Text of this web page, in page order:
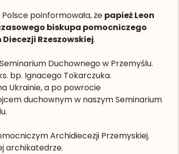
poinformowała, że papież Leon
biskupa pomocniczego
Rzeszowskiej.
Duchownego w Przemyślu.
bp. Ignacego Tokarczuka.
Ukrainie, a po powrocie
duchownym w naszym Seminarium
Archidiecezji Przemyskiej.
archikatedrze.